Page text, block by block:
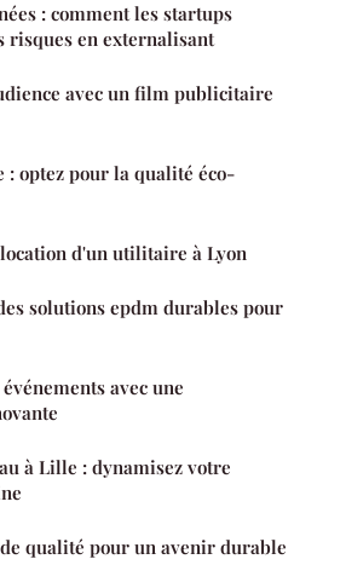
: comment les startups
risques en externalisant
avec un film publicitaire
: optez pour la qualité éco-
d'un utilitaire à Lyon
solutions epdm durables pour
avec une
à Lille : dynamisez votre
qualité pour un avenir durable